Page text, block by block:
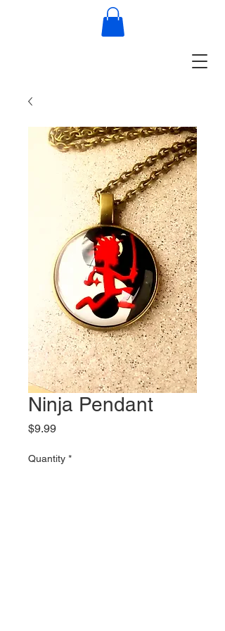
Ninja Pendant
$9.99Price
Quantity *